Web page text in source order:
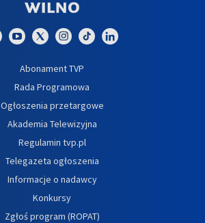
Abonament TVP
Rada Programowa
Ogłoszenia przetargowe
Akademia Telewizyjna
Regulamin tvp.pl
Telegazeta ogłoszenia
Informacje o nadawcy
Konkursy
Zgłoś program (ROPAT)